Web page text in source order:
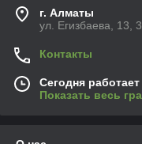
г. Алматы
ул. Егизбаева, 13,
Контакты
Сегодня
Показать весь